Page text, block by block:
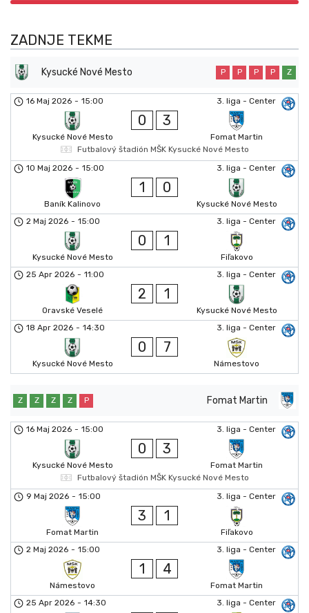
ZADNJE TEKME
Kysucké Nové Mesto P P P P Z
3. liga - Center
16 Maj 2026 - 15:00
Kysucké Nové Mesto
0 3
Fomat Martin
Futbalový štadión MŠK Kysucké Nové Mesto
3. liga - Center
10 Maj 2026 - 15:00
Baník Kalinovo
1 0
Kysucké Nové Mesto
3. liga - Center
2 Maj 2026 - 15:00
Kysucké Nové Mesto
0 1
Fiľakovo
3. liga - Center
25 Apr 2026 - 11:00
Oravské Veselé
2 1
Kysucké Nové Mesto
3. liga - Center
18 Apr 2026 - 14:30
Kysucké Nové Mesto
0 7
Námestovo
Fomat Martin
Z Z Z Z P
3. liga - Center
16 Maj 2026 - 15:00
Kysucké Nové Mesto
0 3
Fomat Martin
Futbalový štadión MŠK Kysucké Nové Mesto
3. liga - Center
9 Maj 2026 - 15:00
Fomat Martin
3 1
Fiľakovo
3. liga - Center
2 Maj 2026 - 15:00
Námestovo
1 4
Fomat Martin
3. liga - Center
25 Apr 2026 - 14:30